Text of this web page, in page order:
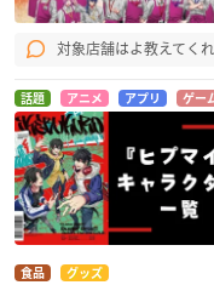
対象店舗はよ教えてく
話題 アニメ アプリ ゲー
食品 グッズ